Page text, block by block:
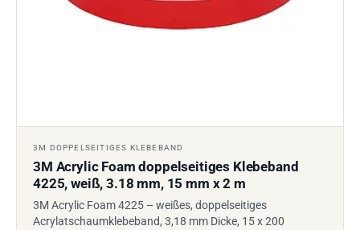
3M DOPPELSEITIGES KLEBEBAND
3M Acrylic Foam doppelseitiges Klebeband
4225, weiß, 3.18 mm, 15 mm x 2 m
3M Acrylic Foam 4225 – weißes, doppelseitiges
Acrylatschaumklebeband, 3,18 mm Dicke, 15 x 200